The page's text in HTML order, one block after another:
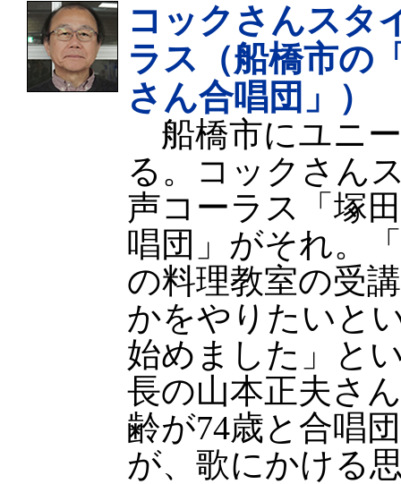
コックさんスタ
ラス（船橋市の
さん合唱団」）
船橋市にユニ
る。コックさん
声コーラス「塚
唱団」がそれ。
の料理教室の受
かをやりたいと
始めました」と
長の山本正夫さ
齢が74歳と合唱
が、歌にかける